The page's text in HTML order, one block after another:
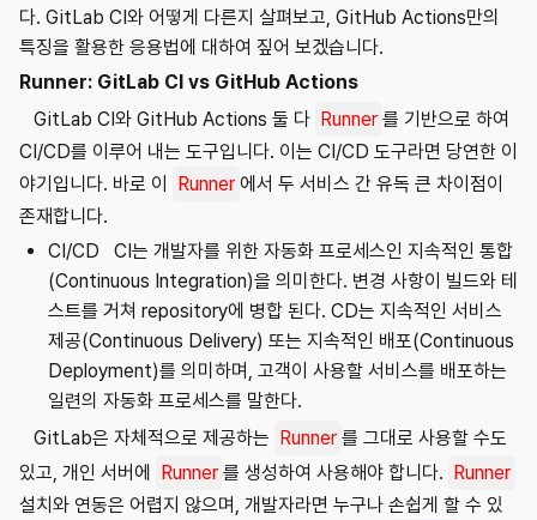
다. GitLab CI와 어떻게 다른지 살펴보고, GitHub Actions만의
특징을 활용한 응용법에 대하여 짚어 보겠습니다.
Runner: GitLab CI vs GitHub Actions
GitLab CI와 GitHub Actions 둘 다 Runner 를 기반으로 하여
CI/CD를 이루어 내는 도구입니다. 이는 CI/CD 도구라면 당연한 이
야기입니다. 바로 이
Runner 에서 두 서비스 간 유독 큰 차이점이
존재합니다.
CI/CD CI는 개발자를 위한 자동화 프로세스인 지속적인 통합
(Continuous Integration)을 의미한다. 변경 사항이 빌드와 테
스트를 거쳐 repository에 병합 된다. CD는 지속적인 서비스
제공(Continuous Delivery) 또는 지속적인 배포(Continuous
Deployment)를 의미하며, 고객이 사용할 서비스를 배포하는
일련의 자동화 프로세스를 말한다.
GitLab은 자체적으로 제공하는 Runner 를 그대로 사용할 수도
있고, 개인 서버에 Runner 를 생성하여 사용해야 합니다. Runner
설치와 연동은 어렵지 않으며, 개발자라면 누구나 손쉽게 할 수 있